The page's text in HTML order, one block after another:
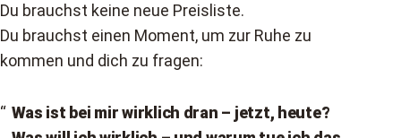
Du brauchst keine neue Preisliste.
Du brauchst einen Moment, um zur Ruhe zu
kommen und dich zu fragen:
Was ist bei mir wirklich dran – jetzt, heute?